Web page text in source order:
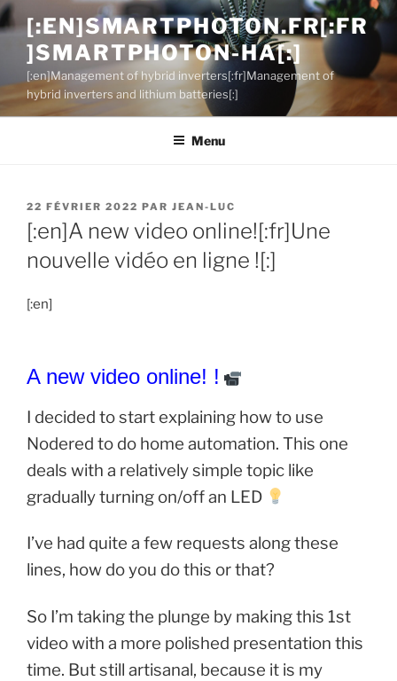
Aller
au
contenu
principal
[:EN]SMARTPHOTON.FR[:FR
]SMARTPHOTON-HA[:]
[:en]Management of hybrid inverters[:fr]Management of
hybrid inverters and lithium batteries[:]
Menu
PUBLIÉ
LE
22 FÉVRIER 2022 PAR JEAN-LUC
[:en]A new video online![:fr]Une
nouvelle vidéo en ligne ![:]
[:en]
A new video online! !
I decided to start explaining how to use
Nodered to do home automation. This one
deals with a relatively simple topic like
gradually turning on/off an LED
I’ve had quite a few requests along these
lines, how do you do this or that?
So I’m taking the plunge by making this 1st
video with a more polished presentation this
time. But still artisanal, because it is my